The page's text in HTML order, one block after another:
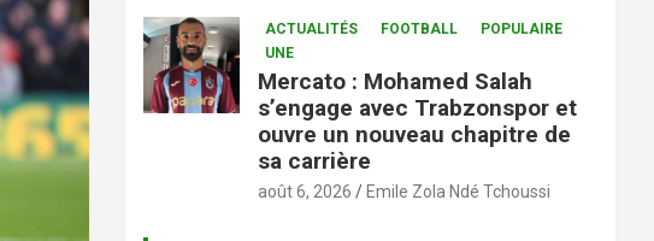
ACTUALITÉS FOOTBALL
POPULAIRE
UNE
Mercato : Mohamed Salah
s’engage avec Trabzonspor et
ouvre un nouveau chapitre de
sa carrière
août 6, 2026 Emile Zola Ndé Tchoussi